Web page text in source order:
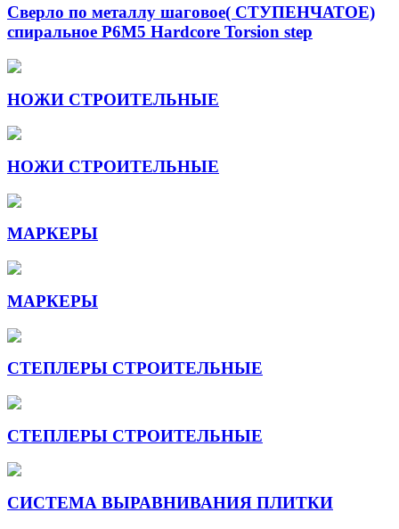
Сверло по металлу шаговое( СТУПЕНЧАТОЕ)
спиральное Р6М5 Hardcore Torsion step
НОЖИ СТРОИТЕЛЬНЫЕ
НОЖИ СТРОИТЕЛЬНЫЕ
МАРКЕРЫ
МАРКЕРЫ
СТЕПЛЕРЫ СТРОИТЕЛЬНЫЕ
СТЕПЛЕРЫ СТРОИТЕЛЬНЫЕ
СИСТЕМА ВЫРАВНИВАНИЯ ПЛИТКИ